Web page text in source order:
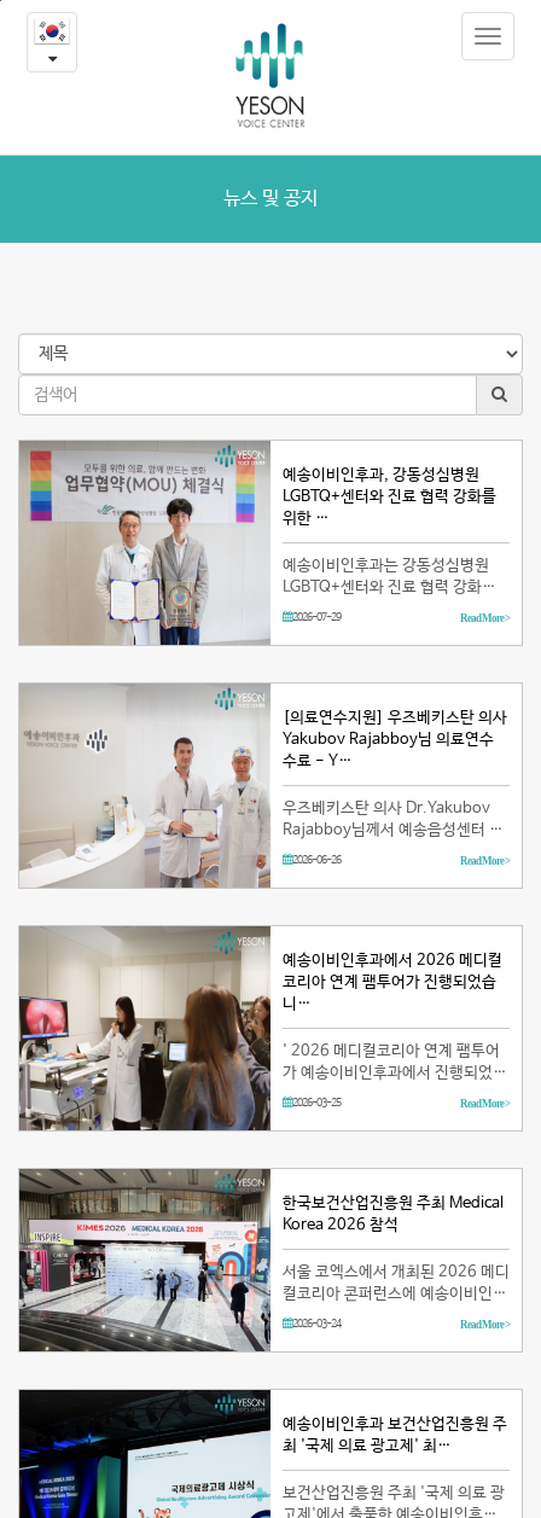
뉴
스
공
Toggle
뉴스 및 공지
예송이비인후과, 강동성심병원
LGBTQ+센터와 진료 협력 강화를
위한 …
예송이비인후과는 강동성심병원
LGBTQ+센터와 진료 협력 강화를
위한 업무협약(MOU)을 체결했습
2026-07-29 Read More >
[의료연수지원] 우즈베키스탄 의사
Yakubov Rajabboy님 의료연수
수료 - Y…
우즈베키스탄 의사 Dr.Yakubov
Rajabboy님께서 예송음성센터 의
료연수 과정을 성공적으로 마치셨
2026-06-26 Read More >
예송이비인후과에서 2026 메디컬
코리아 연계 팸투어가 진행되었습
니…
' 2026 메디컬코리아 연계 팸투어
가 예송이비인후과에서 진행되었습
니다.러시아, 카자흐스탄, 베트남
2026-03-25 Read More >
한국보건산업진흥원 주최 Medical
Korea 2026 참석
서울 코엑스에서 개최된 2026 메디
컬코리아 콘퍼런스에 예송이비인후
과 팀이 참석하여 AI 기반 글로벌 헬
2026-03-24 Read More >
예송이비인후과 보건산업진흥원 주
최 '국제 의료 광고제' 최…
보건산업진흥원 주최 '국제 의료 광